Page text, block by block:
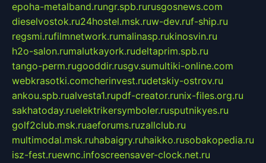
epoha-metalband.rungr.spb.rurusgosnews.com
dieselvostok.ru24hostel.msk.ruw-dev.ruf-ship.ru
regsmi.rufilmnetwork.rumalinasp.rukinosvin.ru
h2o-salon.rumalutkayork.rudeltaprim.spb.ru
tango-perm.rugooddir.rusgv.sumultiki-online.com
webkrasotki.comcherinvest.rudetskiy-ostrov.ru
ankou.spb.rualvesta1.rupdf-creator.runix-files.org.ru
sakhatoday.ruelektrikersymboler.rusputnikyes.ru
golf2club.msk.ruaeforums.ruzallclub.ru
multimodal.msk.ruhabaigry.ruhaikko.rusobakopedia.ru
isz-fest.ruewnc.infoscreensaver-clock.net.ru